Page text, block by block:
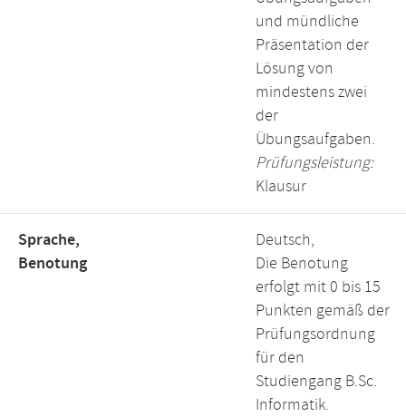
und mündliche
Präsentation der
Lösung von
mindestens zwei
der
Übungsaufgaben.
Prüfungsleistung:
Klausur
Sprache,
Benotung
Deutsch,
Die Benotung
erfolgt mit 0 bis 15
Punkten gemäß der
Prüfungsordnung
für den
Studiengang B.Sc.
Informatik.